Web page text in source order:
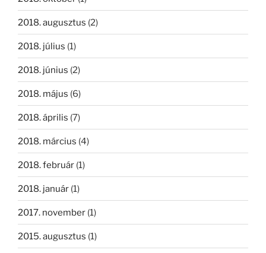
2018. augusztus (2)
2018. július (1)
2018. június (2)
2018. május (6)
2018. április (7)
2018. március (4)
2018. február (1)
2018. január (1)
2017. november (1)
2015. augusztus (1)